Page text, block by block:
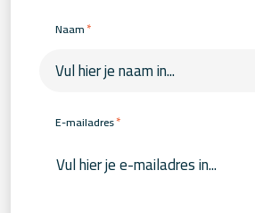
Naam*
E-mailadres*